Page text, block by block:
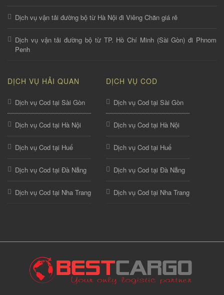
Dịch vụ vận tải đường bộ từ Hà Nội đi Viêng Chăn giá rẻ
Dịch vụ vận tải đường bộ từ TP. Hồ Chí Minh (Sài Gòn) đi Phnom
Penh
DỊCH VỤ HẢI QUAN
Dịch vụ Cod tại Sài Gòn
Dịch vụ Cod tại Hà Nội
Dịch vụ Cod tại Huế
Dịch vụ Cod tại Đà Nẵng
Dịch vụ Cod tại Nha Trang
DỊCH VỤ COD
Dịch vụ Cod tại Sài Gòn
Dịch vụ Cod tại Hà Nội
Dịch vụ Cod tại Huế
Dịch vụ Cod tại Đà Nẵng
Dịch vụ Cod tại Nha Trang